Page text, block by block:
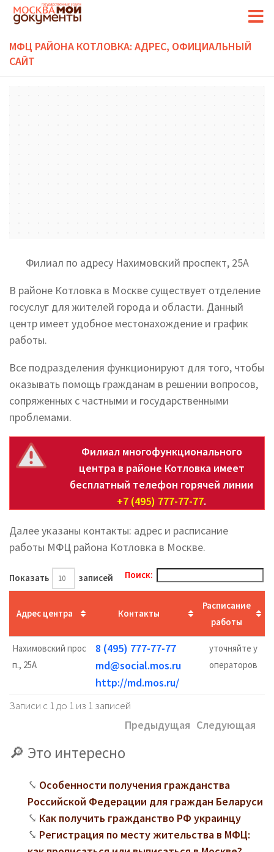
МФЦ РАЙОНА КОТЛОВКА: АДРЕС, ОФИЦИАЛЬНЫЙ
САЙТ
Филиал по адресу Нахимовский проспект, 25А
В районе Котловка в Москве существует отделение
госуслуг для жителей города и области. Данный
центр имеет удобное местонахождение и график
работы.
Все подразделения функционируют для того, чтобы
оказывать помощь гражданам в решении вопросов,
сопряженных с частными и государственными
проблемами.
Филиал многофункционального
центра в районе Котловка имеет
бесплатный телефон горячей линии
+7 (495) 777-77-77.
Далее указаны контакты: адрес и расписание
работы МФЦ района Котловка в Москве.
Показать записей Поиск:
Адрес центра Контакты
Расписание
работы
Нахимовский прос
п., 25А
8 (495) 777-77-77
md@social.mos.ru
http://md.mos.ru/
уточняйте у
операторов
Записи с 1 до 1 из 1 записей
Предыдущая Следующая
Это интересно
Особенности получения гражданства
Российской Федерации для граждан Беларуси
Как получить гражданство РФ украинцу
Регистрация по месту жительства в МФЦ: